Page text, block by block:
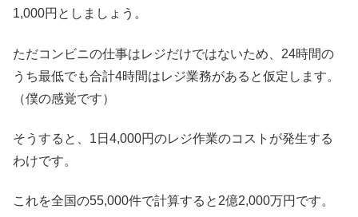
1,000円としましょう。
ただコンビニの仕事はレジだけではないため、24時間の
うち最低でも合計4時間はレジ業務があると仮定します。
（僕の感覚です）
そうすると、1日4,000円のレジ作業のコストが発生する
わけです。
これを全国の55,000件で計算すると2億2,000万円です。